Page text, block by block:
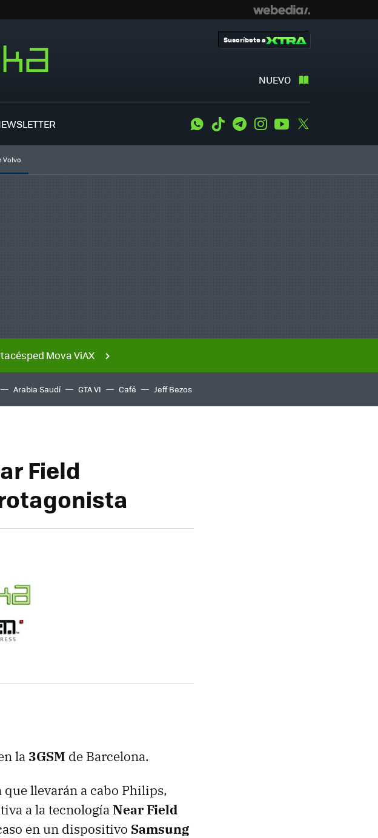
NUEVO
Suscríbete a
WhatsApp
Tiktok TelegramInstagramYoutube
Volvo
Mova ViAX
Arabia Saudí GTA VI Café Jeff Bezos
Field
la 3GSM de Barcelona.
llevarán a cabo Philips,
a la tecnologíaNear Field
en un dispositivo Samsung